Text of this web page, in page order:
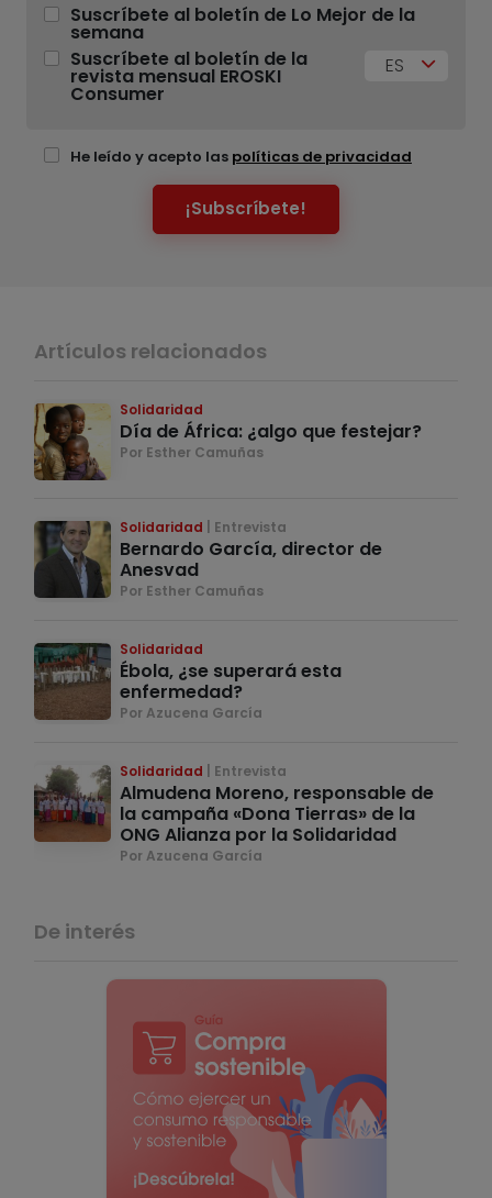
Suscríbete al boletín de Lo Mejor de la
semana
Suscríbete al boletín de la
revista mensual EROSKI
Consumer
ES
He leído y acepto las políticas de privacidad
¡Subscríbete!
Artículos relacionados
Solidaridad
Día de África: ¿algo que festejar?
Por Esther Camuñas
Solidaridad Entrevista
Bernardo García, director de
Anesvad
Por Esther Camuñas
Solidaridad
Ébola, ¿se superará esta
enfermedad?
Por Azucena García
Solidaridad Entrevista
Almudena Moreno, responsable de
la campaña «Dona Tierras» de la
ONG Alianza por la Solidaridad
Por Azucena García
De interés